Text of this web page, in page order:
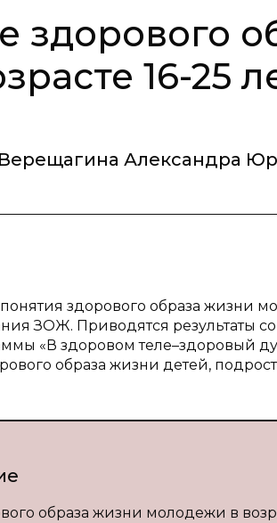
16-25
Верещагина Александра
здорового образа жизни
ЗОЖ. Приводятся результаты
«В здоровом теле–здоровый
образа жизни детей,
образа жизни молодежи в